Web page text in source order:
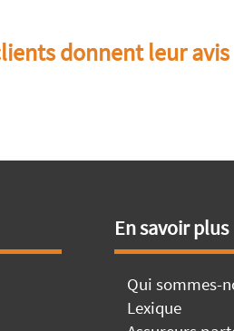
donnent leur avis
En savoir plus
Qui sommes-
Lexique